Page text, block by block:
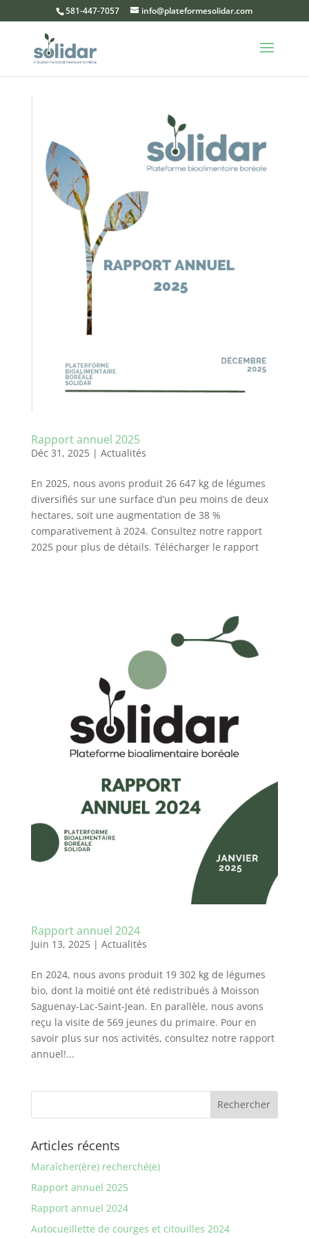
581-447-7057 info@plateformesolidar.com
Rapport annuel 2025
Déc 31, 2025| Actualités
En 2025, nous avons produit 26 647 kg de légumes
diversifiés sur une surface d’un peu moins de deux
hectares, soit une augmentation de 38 %
comparativement à 2024. Consultez notre rapport
2025 pour plus de détails. Télécharger le rapport
Rapport annuel 2024
Juin 13, 2025| Actualités
En 2024, nous avons produit 19 302 kg de légumes
bio, dont la moitié ont été redistribués à Moisson
Saguenay-Lac-Saint-Jean. En parallèle, nous avons
reçu la visite de 569 jeunes du primaire. Pour en
savoir plus sur nos activités, consultez notre rapport
annuel!...
Articles récents
Maraîcher(ère) recherché(e)
Rapport annuel 2025
Rapport annuel 2024
Autocueillette de courges et citouilles 2024